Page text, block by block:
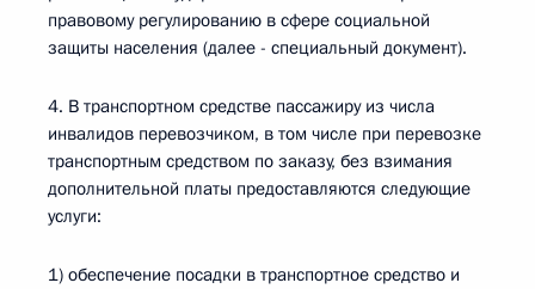
правовому регулированию в сфере социальной
защиты населения (далее - специальный документ).
4. В транспортном средстве пассажиру из числа
инвалидов перевозчиком, в том числе при перевозке
транспортным средством по заказу, без взимания
дополнительной платы предоставляются следующие
услуги:
1) обеспечение посадки в транспортное средство и